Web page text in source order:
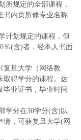
所规定的全部课程，
书内页所修专业名称
计划规定的课程，但
％(含)者，经本人书面
复旦大学（网络教
取得学分的课程。达
毕业证书，毕业时间
学分在30学分(含)以
，可获复旦大学(网